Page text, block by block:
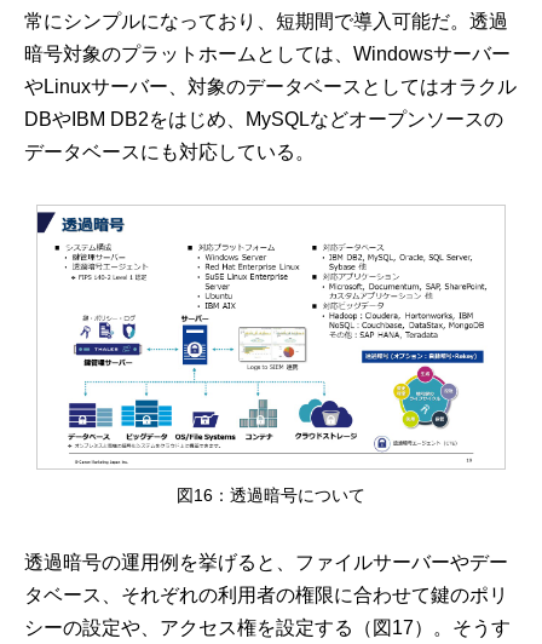
常にシンプルになっており、短期間で導入可能だ。透過
暗号対象のプラットホームとしては、Windowsサーバー
やLinuxサーバー、対象のデータベースとしてはオラクル
DBやIBM DB2をはじめ、MySQLなどオープンソースの
データベースにも対応している。
図16：透過暗号について
透過暗号の運用例を挙げると、ファイルサーバーやデー
タベース、それぞれの利用者の権限に合わせて鍵のポリ
シーの設定や、アクセス権を設定する（図17）。そうす